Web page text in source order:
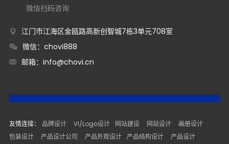
微信扫码咨询
江门市江海区金瓯路高新创智城7栋3单元708室
微信：chovi888
邮箱： info@chovi.cn
友情连接： 品牌设计 VI/Logo设计 网站建设 网站设计
画册设计
包装设计
产品设计公司 产品外观设计 产品结构设计 产品设计